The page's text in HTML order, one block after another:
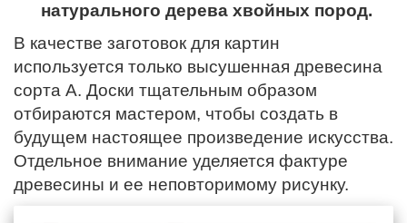
натурального дерева хвойных пород.
В качестве заготовок для картин
используется только высушенная древесина
сорта А. Доски тщательным образом
отбираются мастером, чтобы создать в
будущем настоящее произведение искусства.
Отдельное внимание уделяется фактуре
древесины и ее неповторимому рисунку.